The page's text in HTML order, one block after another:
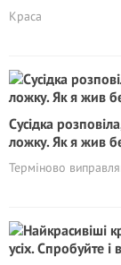
Краса
Сyciдка
ложку. Як я жив
Терміново